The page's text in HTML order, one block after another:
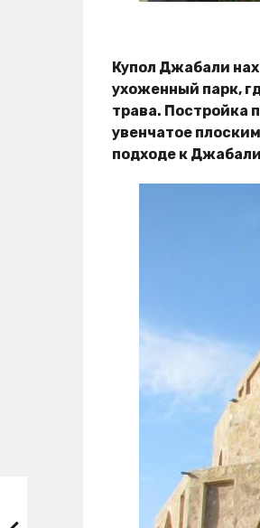
Купол Джабали
ухоженный парк,
трава. Постройка
увенчатое
подходе к